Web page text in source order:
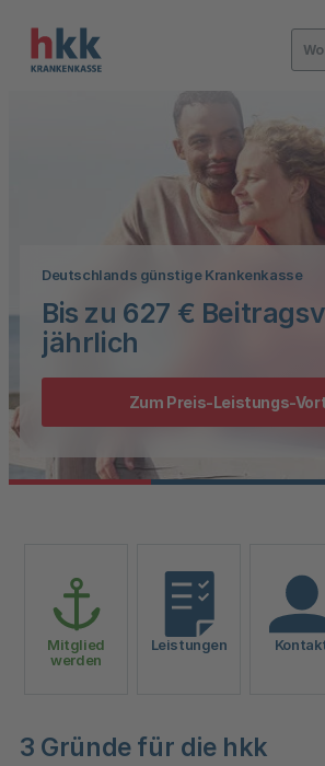
Deutschlands günstige Krankenkasse
Bis zu 627 €
jährlich
Zum Preis-Leistungs-
Mitglied
werden
Leistungen
3 Gründe für die hkk